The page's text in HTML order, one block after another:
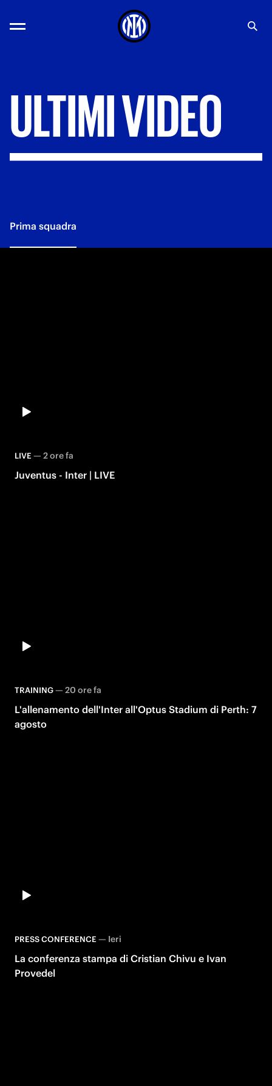
ULTIMIVIDEO
Prima squadra
LIVE— 2 ore fa
Juventus - Inter | LIVE
TRAINING— 20 ore fa
L'allenamento dell'Inter all'Optus Stadium di Perth: 7
agosto
PRESS CONFERENCE— Ieri
La conferenza stampa di Cristian Chivu e Ivan
Provedel